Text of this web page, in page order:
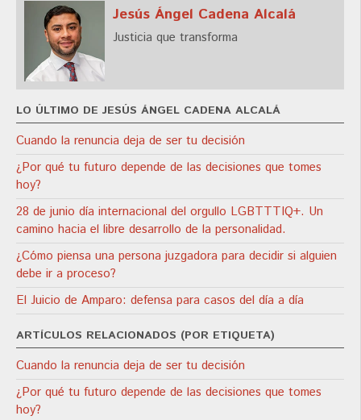
Jesús Ángel Cadena Alcalá
Justicia que transforma
LO ÚLTIMO DE JESÚS ÁNGEL CADENA ALCALÁ
Cuando la renuncia deja de ser tu decisión
¿Por qué tu futuro depende de las decisiones que tomes
hoy?
28 de junio día internacional del orgullo LGBTTTIQ+. Un
camino hacia el libre desarrollo de la personalidad.
¿Cómo piensa una persona juzgadora para decidir si alguien
debe ir a proceso?
El Juicio de Amparo: defensa para casos del día a día
ARTÍCULOS RELACIONADOS (POR ETIQUETA)
Cuando la renuncia deja de ser tu decisión
¿Por qué tu futuro depende de las decisiones que tomes
hoy?